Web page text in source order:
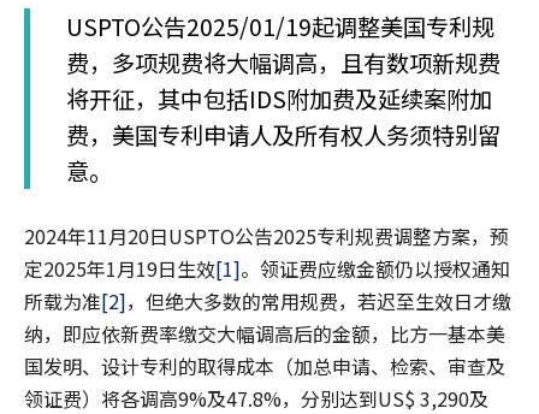
USPTO公告2025/01/19起调整美国专利规
费，多项规费将大幅调高，且有数项新规费
将开征，其中包括IDS附加费及延续案附加
费，美国专利申请人及所有权人务须特别留
意。
2024年11月20日USPTO公告2025专利规费调整方案，预
定2025年1月19日生效[1]。领证费应缴金额仍以授权通知
所载为准[2]，但绝大多数的常用规费，若迟至生效日才缴
纳，即应依新费率缴交大幅调高后的金额，比方一基本美
国发明、设计专利的取得成本（加总申请、检索、审查及
领证费）将各调高9%及47.8%，分别达到US$ 3,290及